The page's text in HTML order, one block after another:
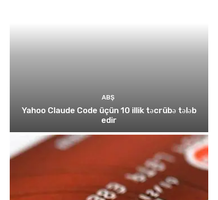
ABŞ
Yahoo Claude Code üçün 10 illik təcrübə tələb
edir